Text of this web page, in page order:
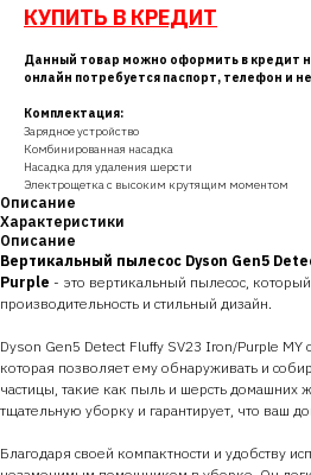
КУПИТЬ В КРЕДИТ
Данный товар можно оформить в кредит
онлайн потребуется паспорт, телефон и
Комплектация:
Зарядное устройство
Комбинированная насадка
Насадка для удаления шерсти
Электрощетка с высоким крутящим моментом
Описание
Характеристики
Описание
Вертикальный пылесос Dyson Gen5
Purple - это вертикальный пылесос,
производительность и стильный дизайн.
Dyson Gen5 Detect Fluffy SV23 Iron/Purple MY
которая позволяет ему обнаруживать и
частицы, такие как пыль и шерсть домашних
тщательную уборку и гарантирует, что ваш
Благодаря своей компактности и удобству